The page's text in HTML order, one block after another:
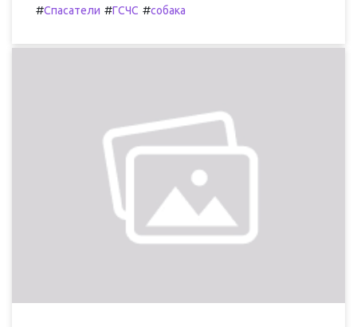
#Спасатели #ГСЧС #собака